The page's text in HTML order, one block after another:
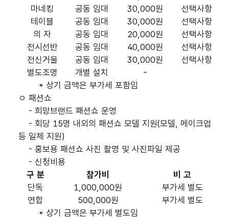
마네킹
공동 임대 30,000원
선택사항
테이블
공동 임대 30,000원
선택사항
의 자
공동 임대 20,000원
선택사항
전시선반
공동 임대 40,000원
선택사항
전신거울
공동 임대 30,000원
선택사항
별도조명
개별 설치
-
* 상기 금액은 부가세 포함임
ㅇ 패션쇼
- 희망브랜드 패션쇼 운영
- 회당 15명 내외의 패션쇼 모델 지원(모델, 메이크업
등 일체 지원)
- 홍보용 패션쇼 사진 촬영 및 사진파일 제공
- 신청비용
구 분
참가비
비 고
단독
1,000,000원
부가세 별도
연합
500,000원
부가세 별도
* 상기 금액은 부가세 별도임